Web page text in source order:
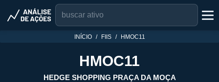
INÍCIO FIIS HMOC11
HMOC11
HEDGE SHOPPING PRAÇA DA MOÇA